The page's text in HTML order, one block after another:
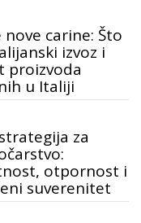
carine: Što
izvoz i
proizvoda
u Italiji
za
otpornost i
suverenitet